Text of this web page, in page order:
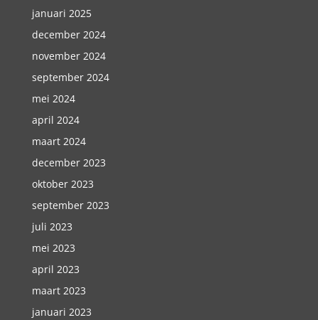
januari 2025
december 2024
november 2024
september 2024
mei 2024
april 2024
maart 2024
december 2023
oktober 2023
september 2023
juli 2023
mei 2023
april 2023
maart 2023
januari 2023